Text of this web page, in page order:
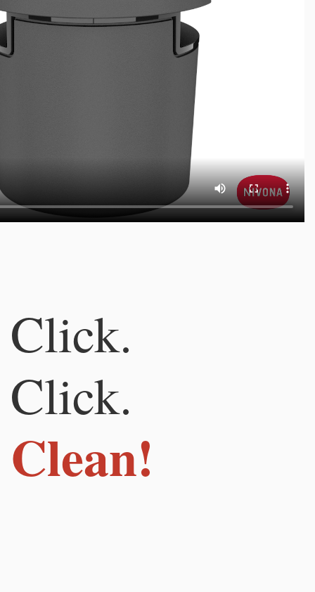
Click.
Click.
Clean!